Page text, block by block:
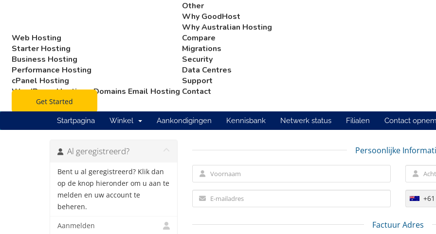
Web Hosting
Starter Hosting
Business Hosting
Performance Hosting
cPanel Hosting
WordPress Hosting
Domains Email Hosting
Other
Why GoodHost
Why Australian Hosting
Compare
Migrations
Security
Data Centres
Support
Contact
Get Started
Startpagina Winkel Aankondigingen Kennisbank Netwerk status Filialen Contact
Al geregistreerd?
Bent u al geregistreerd? Klik dan
op de knop hieronder om u aan te
melden en uw account te
beheren.
Aanmelden
Persoonlijke
+61
Factuur Adres